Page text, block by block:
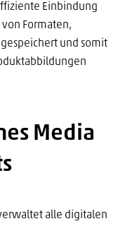
Einbindung
Formaten,
und somit
Media
alle digitalen